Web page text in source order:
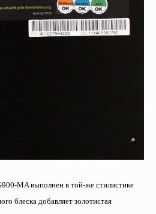
MA выполнен в той-же стилистике
блеска добавляет золотистая